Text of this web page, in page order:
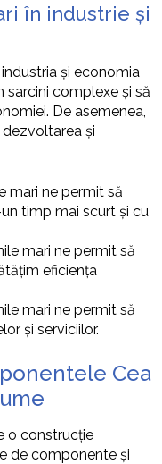
în industrie și
și economia
sarcini complexe și să
De asemenea,
și
mari ne permit să
timp mai scurt și cu
mari ne permit să
eficiența
mari ne permit să
și serviciilor.
Cea
o construcție
de componente și